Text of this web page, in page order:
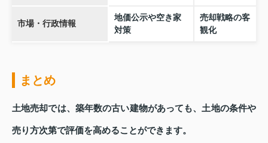
市場・行政情報
地価公示や空き家
対策
売却戦略の客
観化
まとめ
土地売却では、築年数の古い建物があっても、土地の条件や
売り方次第で評価を高めることができます。